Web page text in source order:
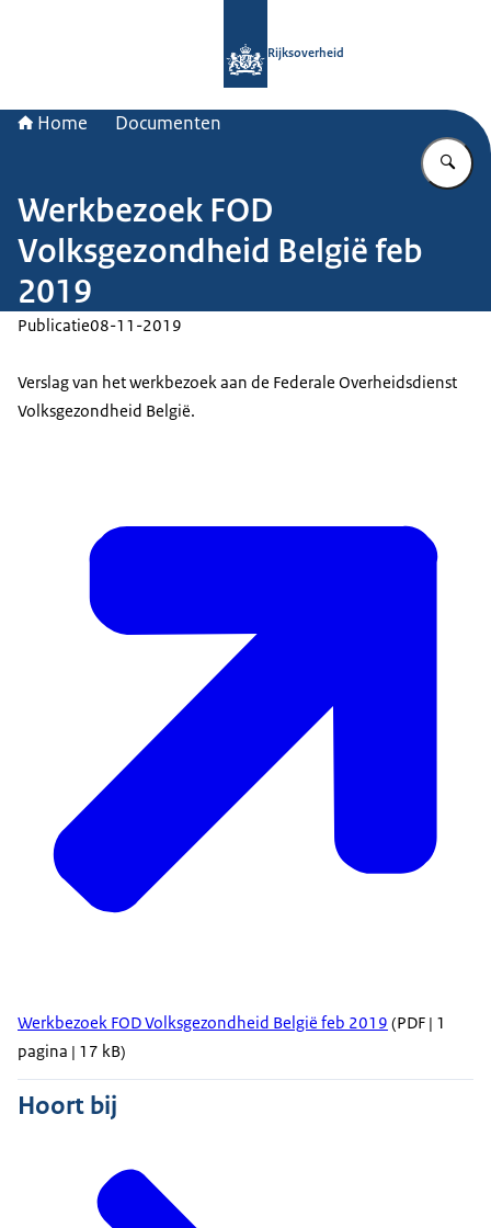
Rijksoverheid
Home Documenten
Werkbezoek FOD
Volksgezondheid België feb
2019
Publicatie08-11-2019
Verslag van het werkbezoek aan de Federale Overheidsdienst
Volksgezondheid België.
Werkbezoek FOD Volksgezondheid België feb 2019 (PDF | 1
pagina | 17 kB)
Hoort bij